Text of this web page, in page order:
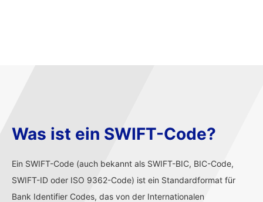
Was ist ein SWIFT-Code?
Ein SWIFT-Code (auch bekannt als SWIFT-BIC, BIC-Code,
SWIFT-ID oder ISO 9362-Code) ist ein Standardformat für
Bank Identifier Codes, das von der Internationalen